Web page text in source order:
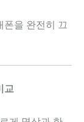
폰을 완전히 끄
교